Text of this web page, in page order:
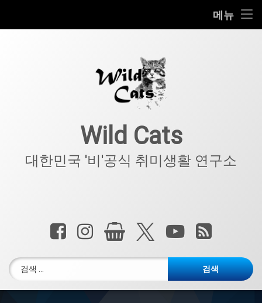
메뉴
반려동물
Wild Cats
대한민국 '비'공식 취미생활 연구소
페이스북인스타그램
상점 X.comYouTube
RSS